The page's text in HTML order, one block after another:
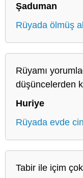
Şaduman
Rüyada ölmüş
Rüyamı
düşüncelerden
Huriye
Rüyada evde
Tabir ile içim